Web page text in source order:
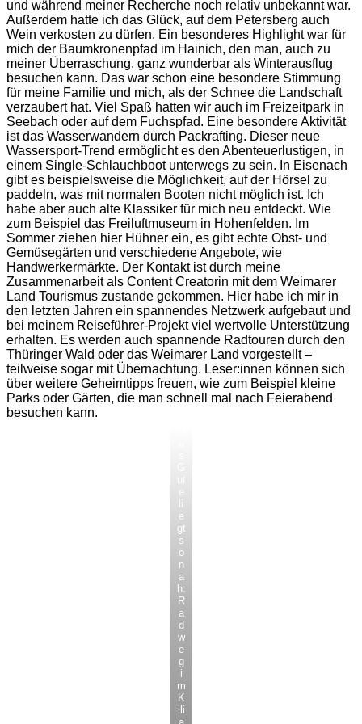
und während meiner Recherche noch relativ unbekannt war.
Außerdem hatte ich das Glück, auf dem Petersberg auch
Wein verkosten zu dürfen. Ein besonderes Highlight war für
mich der Baumkronenpfad im Hainich, den man, auch zu
meiner Überraschung, ganz wunderbar als Winterausflug
besuchen kann. Das war schon eine besondere Stimmung
für meine Familie und mich, als der Schnee die Landschaft
verzaubert hat. Viel Spaß hatten wir auch im Freizeitpark in
Seebach oder auf dem Fuchspfad. Eine besondere Aktivität
ist das Wasserwandern durch Packrafting. Dieser neue
Wassersport-Trend ermöglicht es den Abenteuerlustigen, in
einem Single-Schlauchboot unterwegs zu sein. In Eisenach
gibt es beispielsweise die Möglichkeit, auf der Hörsel zu
paddeln, was mit normalen Booten nicht möglich ist. Ich
habe aber auch alte Klassiker für mich neu entdeckt. Wie
zum Beispiel das Freiluftmuseum in Hohenfelden. Im
Sommer ziehen hier Hühner ein, es gibt echte Obst- und
Gemüsegärten und verschiedene Angebote, wie
Handwerkermärkte. Der Kontakt ist durch meine
Zusammenarbeit als Content Creatorin mit dem Weimarer
Land Tourismus zustande gekommen. Hier habe ich mir in
den letzten Jahren ein spannendes Netzwerk aufgebaut und
bei meinem Reiseführer-Projekt viel wertvolle Unterstützung
erhalten. Es werden auch spannende Radtouren durch den
Thüringer Wald oder das Weimarer Land vorgestellt –
teilweise sogar mit Übernachtung. Leser:innen können sich
über weitere Geheimtipps freuen, wie zum Beispiel kleine
Parks oder Gärten, die man schnell mal nach Feierabend
besuchen kann.
e
li
e
gt
s
o
n
a
h:
R
a
d
w
e
g
i
m
K
ili